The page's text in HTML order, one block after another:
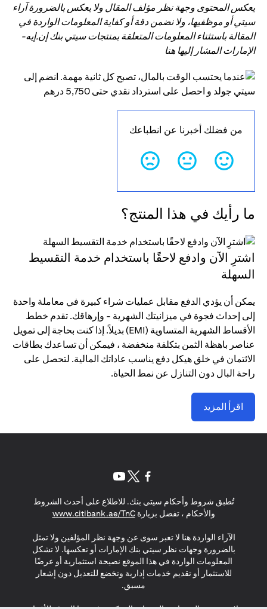
يعكس المحتوى وجهة نظر مؤلف المقال ولا يعكس بالضرورة آراء
سيتي أو موظفيها، ولا نضمن دقة أو كفاية المعلومات الواردة في
المقالة باستثناء المعلومات المتعلقة بمنتجات سيتي بنك إن.إيه-
الإمارات المشار إليها هنا
من فضلك أخبرنا عن انطباعك
ما رأيك في هذا المنتج؟
اشترِ الآن وادفع لاحقًا باستخدام خدمة التقسيط
السهلة
يمكن أن يؤدي الدفع مقابل عمليات شراء كبيرة في معاملة واحدة
إلى إحداث فجوة في ميزانيتك الشهرية - وإرهاقك. تقدم خطط
الأقساط الشهرية المتساوية (EMI) بديلاً. إذا كنت بحاجة إلى تمويل
عناصر باهظة الثمن بتكلفة منخفضة ، فيمكن أن تساعدك بطاقات
الائتمان في خلق هيكل دفع يناسب عاداتك المالية. لتحصل على
راحة البال دون التنازل عن نمط الحياة.
اقرأ المزيد
تُطبق شروط وأحكام سيتي بنك. للاطلاع على أحدث الشروط
والأحكام ، تفضل بزيارةwww.citibank.ae/TnC
in a new tab
الآراء الواردة هنا لا تعبر سوى عن وجهة نظر المؤلفين ولا تمثل
بالضرورة وجهات نظر سيتي بنك الإمارات أو تعكسها. لا تشكل
المعلومات الواردة في هذا الموقع نصيحة استثمارية أو عرضًا
للاستثمار أو تقديم خدمات إدارية وتخضع للتعديل دون إشعار
مسبق.